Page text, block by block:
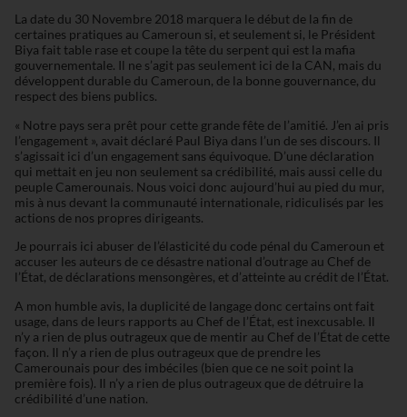
La date du 30 Novembre 2018 marquera le début de la fin de
certaines pratiques au Cameroun si, et seulement si, le Président
Biya fait table rase et coupe la tête du serpent qui est la mafia
gouvernementale. Il ne s’agit pas seulement ici de la CAN, mais du
développent durable du Cameroun, de la bonne gouvernance, du
respect des biens publics.
« Notre pays sera prêt pour cette grande fête de l’amitié. J’en ai pris
l’engagement », avait déclaré Paul Biya dans l’un de ses discours. Il
s’agissait ici d’un engagement sans équivoque. D’une déclaration
qui mettait en jeu non seulement sa crédibilité, mais aussi celle du
peuple Camerounais. Nous voici donc aujourd’hui au pied du mur,
mis à nus devant la communauté internationale, ridiculisés par les
actions de nos propres dirigeants.
Je pourrais ici abuser de l’élasticité du code pénal du Cameroun et
accuser les auteurs de ce désastre national d’outrage au Chef de
l’État, de déclarations mensongères, et d’atteinte au crédit de l’État.
A mon humble avis, la duplicité de langage donc certains ont fait
usage, dans de leurs rapports au Chef de l’État, est inexcusable. Il
n’y a rien de plus outrageux que de mentir au Chef de l’État de cette
façon. Il n’y a rien de plus outrageux que de prendre les
Camerounais pour des imbéciles (bien que ce ne soit point la
première fois). Il n’y a rien de plus outrageux que de détruire la
crédibilité d’une nation.